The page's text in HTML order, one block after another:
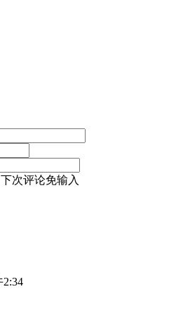
次评论免输入
2:34